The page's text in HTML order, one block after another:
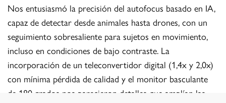
Nos entusiasmó la precisión del autofocus basado en IA,
capaz de detectar desde animales hasta drones, con un
seguimiento sobresaliente para sujetos en movimiento,
incluso en condiciones de bajo contraste. La
incorporación de un teleconvertidor digital (1,4x y 2,0x)
con mínima pérdida de calidad y el monitor basculante
de 180 grados nos parecieron detalles que amplían las